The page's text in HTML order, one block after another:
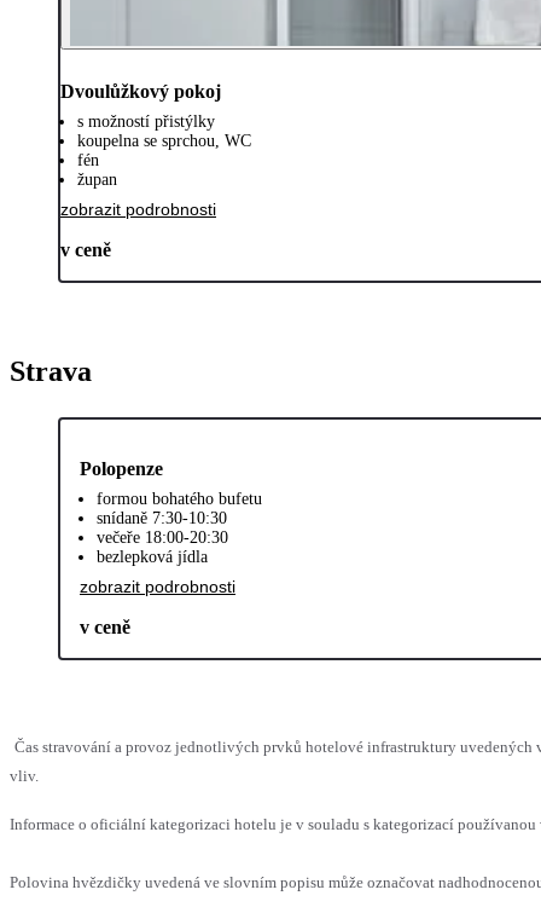
Dvoulůžkový pokoj
s možností přistýlky
koupelna se sprchou, WC
fén
župan
zobrazit podrobnosti
v ceně
Strava
Polopenze
formou bohatého bufetu
snídaně 7:30-10:30
večeře 18:00-20:30
bezlepková jídla
zobrazit podrobnosti
v ceně
Čas stravování a provoz jednotlivých prvků hotelové infrastruktury uvedených
vliv.
Informace o oficiální kategorizaci hotelu je v souladu s kategorizací
Polovina hvězdičky uvedená ve slovním popisu může označovat